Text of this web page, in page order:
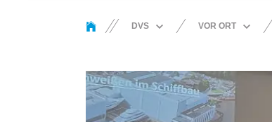
You are here:
DVS
HANDWERK
PARTNER
VOR ORT
LANDESVERBAND
OST
LANDESVERBAND